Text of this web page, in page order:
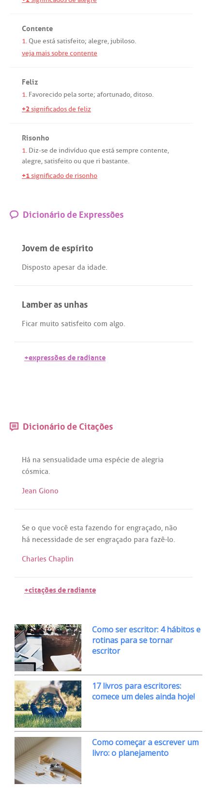
Contente
1. Que estásatisfeito; alegre,jubiloso.
veja mais sobre contente
Feliz
1. Favorecido pelasorte; afortunado,ditoso.
+2significados de feliz
Risonho
1. Diz-se de indivíduoque estásempre contente,
alegre,satisfeitoou que ri bastante.
+1significado de risonho
Dicionário de Expressões
Jovem de espírito
Disposto apesar da idade.
Lamber as unhas
Ficar muito satisfeito com algo.
+expressões de radiante
Dicionário de Citações
Há na sensualidade uma espécie de alegria
cósmica.
Jean Giono
Se o que você esta fazendo for engraçado, não
há necessidade de ser engraçado para fazê-lo.
Charles Chaplin
+citações de radiante
Como ser escritor: 4 hábitos e
rotinas para se tornar
escritor
17 livros para escritores:
comece um deles ainda hoje!
Como começar a escrever um
livro: o planejamento